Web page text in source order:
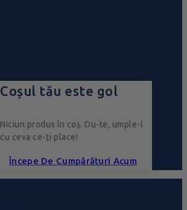
Coșul tău este gol
Niciun produs în coș. Du-te, umple-l
cu ceva ce-ți place!
Începe De Cumpărături Acum